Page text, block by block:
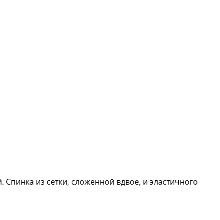
Спинка из сетки, сложенной вдвое, и эластичного